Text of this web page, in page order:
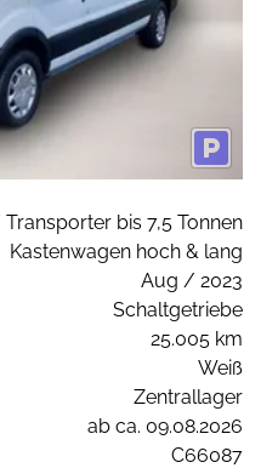
bis 7,5 Tonnen
Kastenwagen hoch & lang
Aug / 2023
Schaltgetriebe
25.005 km
Weiß
Zentrallager
ab ca. 09.08.2026
C66087